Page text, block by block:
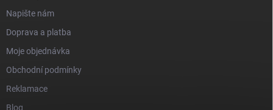
Napište nám
Doprava a platba
Moje objednávka
Obchodní podmínky
Reklamace
Blog